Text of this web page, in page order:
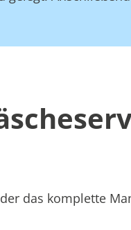
das komplette